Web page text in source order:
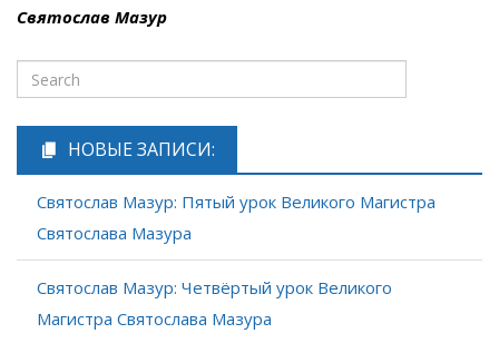
Святослав Мазур
НОВЫЕ ЗАПИСИ:
Святослав Мазур: Пятый урок Великого Магистра
Святослава Мазура
Святослав Мазур: Четвёртый урок Великого
Магистра Святослава Мазура